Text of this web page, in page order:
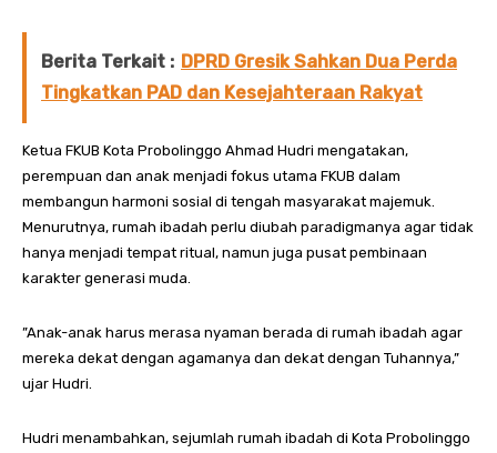
Berita Terkait : DPRD Gresik Sahkan Dua Perda
Tingkatkan PAD dan Kesejahteraan Rakyat
Ketua FKUB Kota Probolinggo Ahmad Hudri mengatakan,
perempuan dan anak menjadi fokus utama FKUB dalam
membangun harmoni sosial di tengah masyarakat majemuk.
Menurutnya, rumah ibadah perlu diubah paradigmanya agar tidak
hanya menjadi tempat ritual, namun juga pusat pembinaan
karakter generasi muda.
”Anak-anak harus merasa nyaman berada di rumah ibadah agar
mereka dekat dengan agamanya dan dekat dengan Tuhannya,”
ujar Hudri.
Hudri menambahkan, sejumlah rumah ibadah di Kota Probolinggo